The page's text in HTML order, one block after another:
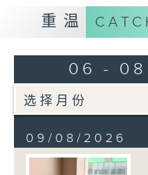
重温
06 - 08
09/08/2026